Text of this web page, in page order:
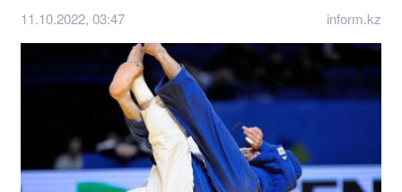
11.10.2022, 03:47 inform.kz